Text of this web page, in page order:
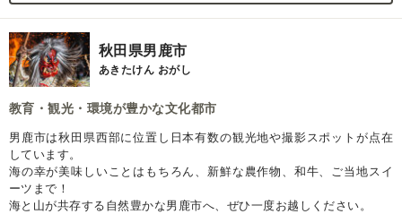
秋田県男鹿市
あきたけん おがし
教育・観光・環境が豊かな文化都市
男鹿市は秋田県西部に位置し日本有数の観光地や撮影スポットが点在
しています。
海の幸が美味しいことはもちろん、新鮮な農作物、和牛、ご当地スイ
ーツまで！
海と山が共存する自然豊かな男鹿市へ、ぜひ一度お越しください。